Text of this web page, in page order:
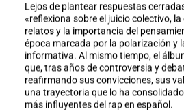
Lejos de plantear respuestas
«reflexiona sobre el juicio colectivo,
relatos y la importancia del
época marcada por la polarización y
informativa. Al mismo tiempo, el
que, tras años de controversia y
reafirmando sus convicciones, sus
una trayectoria que lo ha
más influyentes del rap en español.